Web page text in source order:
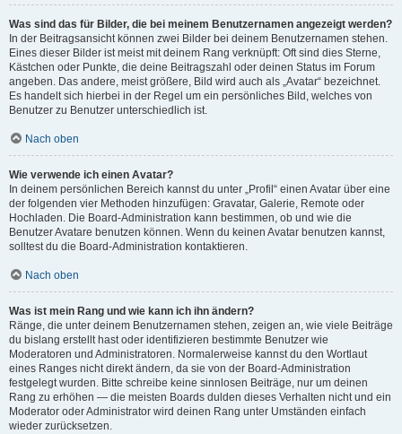
Was sind das für Bilder, die bei meinem Benutzernamen angezeigt werden?
In der Beitragsansicht können zwei Bilder bei deinem Benutzernamen stehen.
Eines dieser Bilder ist meist mit deinem Rang verknüpft: Oft sind dies Sterne,
Kästchen oder Punkte, die deine Beitragszahl oder deinen Status im Forum
angeben. Das andere, meist größere, Bild wird auch als „Avatar“ bezeichnet.
Es handelt sich hierbei in der Regel um ein persönliches Bild, welches von
Benutzer zu Benutzer unterschiedlich ist.
Nach oben
Wie verwende ich einen Avatar?
In deinem persönlichen Bereich kannst du unter „Profil“ einen Avatar über eine
der folgenden vier Methoden hinzufügen: Gravatar, Galerie, Remote oder
Hochladen. Die Board-Administration kann bestimmen, ob und wie die
Benutzer Avatare benutzen können. Wenn du keinen Avatar benutzen kannst,
solltest du die Board-Administration kontaktieren.
Nach oben
Was ist mein Rang und wie kann ich ihn ändern?
Ränge, die unter deinem Benutzernamen stehen, zeigen an, wie viele Beiträge
du bislang erstellt hast oder identifizieren bestimmte Benutzer wie
Moderatoren und Administratoren. Normalerweise kannst du den Wortlaut
eines Ranges nicht direkt ändern, da sie von der Board-Administration
festgelegt wurden. Bitte schreibe keine sinnlosen Beiträge, nur um deinen
Rang zu erhöhen — die meisten Boards dulden dieses Verhalten nicht und ein
Moderator oder Administrator wird deinen Rang unter Umständen einfach
wieder zurücksetzen.